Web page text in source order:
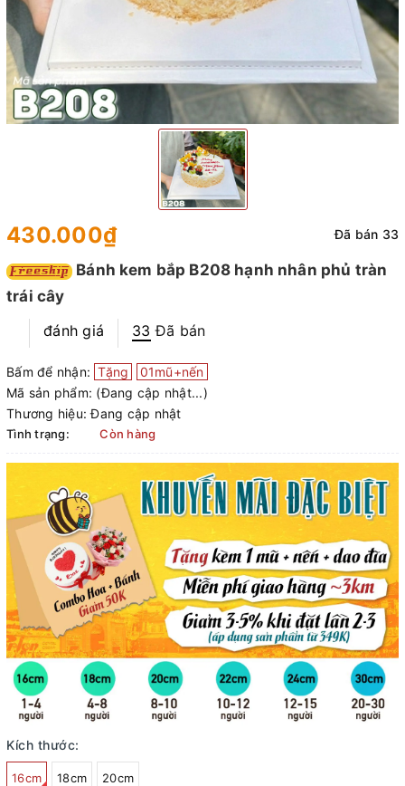
430.000₫ Đã bán 33
Bánh kem bắp B208 hạnh nhân phủ tràn
trái cây
đánh giá
33 Đã bán
Bấm để nhận: Tặng
01mũ+nến
Mã sản phẩm: (Đang cập nhật...)
Thương hiệu: Đang cập nhật
Tình trạng: Còn hàng
Kích thước:
16cm 18cm 20cm